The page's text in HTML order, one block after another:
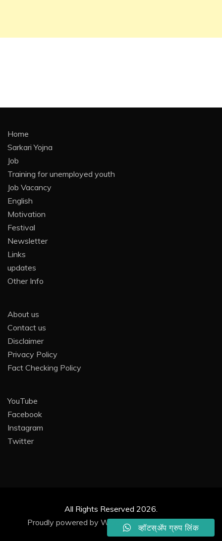
Home
Sarkari Yojna
Job
Training for unemployed youth
Job Vacancy
English
Motivation
Festival
Newsletter
Links
updates
Other Info
About us
Contact us
Disclaimer
Privacy Policy
Fact Checking Policy
YouTube
Facebook
Instagram
Twitter
All Rights Reserved 2026.
Proudly powered by WordPress|byDigital DG.
व्हॉटस्ॲप ग्रुप लिंक